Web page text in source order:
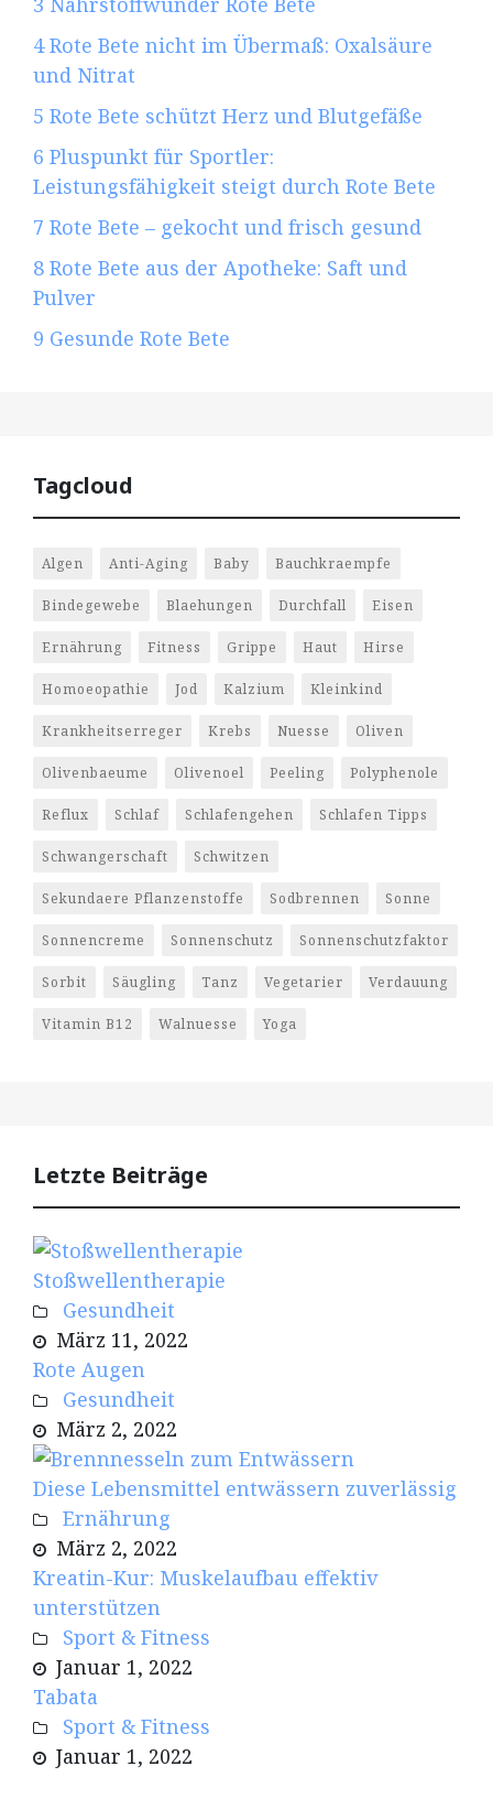
4Rote Bete nicht im Übermaß: Oxalsäure
und Nitrat
5 Rote Bete schützt Herz und Blutgefäße
6 Pluspunkt für Sportler:
Leistungsfähigkeit steigt durch Rote Bete
7 Rote Bete – gekocht und frisch gesund
8 Rote Bete aus der Apotheke: Saft und
Pulver
9 Gesunde Rote Bete
Tagcloud
Algen Anti-Aging Baby Bauchkraempfe
Bindegewebe Blaehungen Durchfall Eisen
Ernährung Fitness Grippe Haut Hirse
Homoeopathie Jod Kalzium Kleinkind
Krankheitserreger Krebs Nuesse Oliven
Olivenbaeume Olivenoel Peeling Polyphenole
Reflux Schlaf Schlafengehen Schlafen Tipps
Schwangerschaft Schwitzen
Sekundaere Pflanzenstoffe Sodbrennen Sonne
Sonnencreme Sonnenschutz Sonnenschutzfaktor
Sorbit Säugling Tanz Vegetarier Verdauung
Vitamin B12 Walnuesse Yoga
Letzte Beiträge
Stoßwellentherapie
Gesundheit
März 11, 2022
Rote Augen
Gesundheit
März 2, 2022
Diese Lebensmittel entwässern zuverlässig
Ernährung
März 2, 2022
Kreatin-Kur: Muskelaufbau effektiv
unterstützen
Sport & Fitness
Januar 1, 2022
Tabata
Sport & Fitness
Januar 1, 2022